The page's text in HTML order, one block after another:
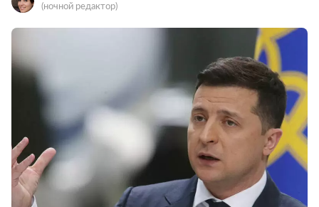
(ночной редактор)